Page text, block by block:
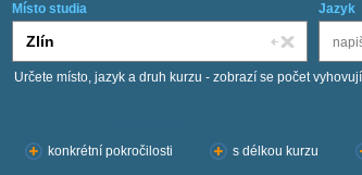
Místo studia Jazyk
Určete místo, jazyk a druh kurzu - zobrazí se počet
konkrétní pokročilosti
s délkou kurzu